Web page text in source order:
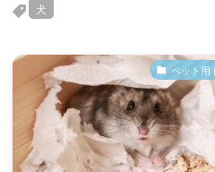
犬
ペット用